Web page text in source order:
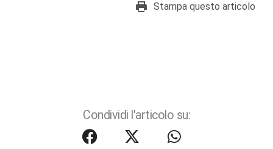
Stampa questo articolo
Condividi l'articolo su: